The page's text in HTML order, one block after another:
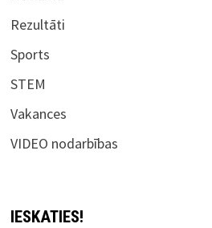
Rezultāti
Sports
STEM
Vakances
VIDEO nodarbības
IESKATIES!